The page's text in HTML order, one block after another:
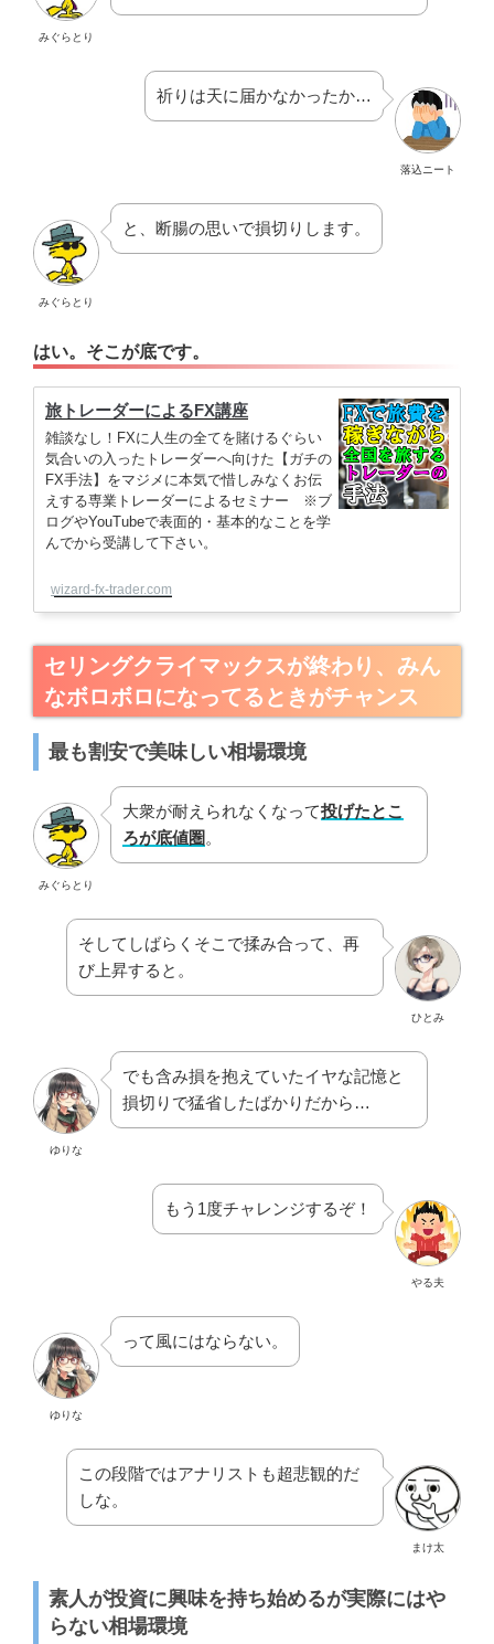
みぐらとり
落込ニート
祈りは天に届かなかったか…
みぐらとり
と、断腸の思いで損切りします。
はい。そこが底です。
旅トレーダーによるFX講座
雑談なし！FXに人生の全てを賭けるぐらい
気合いの入ったトレーダーへ向けた【ガチの
FX手法】をマジメに本気で惜しみなくお伝
えする専業トレーダーによるセミナー ※ブ
ログやYouTubeで表面的・基本的なことを学
んでから受講して下さい。
wizard-fx-trader.com
セリングクライマックスが終わり、みん
なボロボロになってるときがチャンス
最も割安で美味しい相場環境
みぐらとり
大衆が耐えられなくなって投げたとこ
ろが底値圏 。
ひとみ
そしてしばらくそこで揉み合って、再
び上昇すると。
ゆりな
でも含み損を抱えていたイヤな記憶と
損切りで猛省したばかりだから…
やる夫
もう1度チャレンジするぞ！
ゆりな
って風にはならない。
まけ太
この段階ではアナリストも超悲観的だ
しな。
素人が投資に興味を持ち始めるが実際にはや
らない相場環境